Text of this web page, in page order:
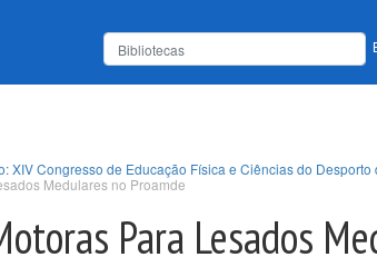
XIV Congresso de Educação Física e Ciências do
Medulares no Proamde
Para Lesados